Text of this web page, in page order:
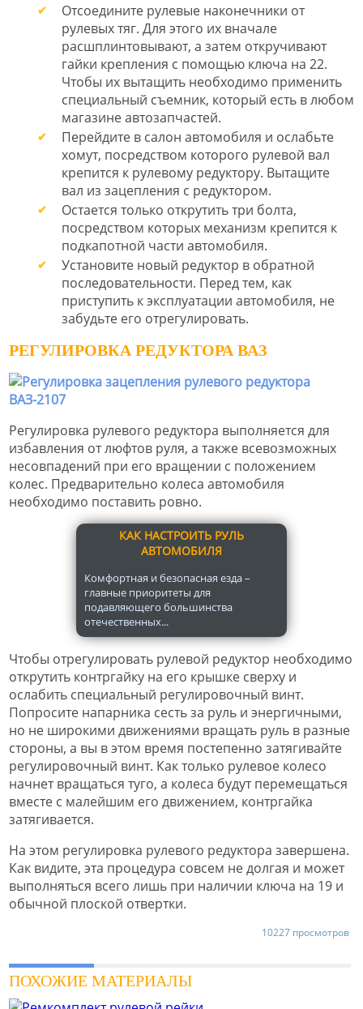
Отсоедините рулевые наконечники от
рулевых тяг. Для этого их вначале
расшплинтовывают, а затем откручивают
гайки крепления с помощью ключа на 22.
Чтобы их вытащить необходимо применить
специальный съемник, который есть в любом
магазине автозапчастей.
Перейдите в салон автомобиля и ослабьте
хомут, посредством которого рулевой вал
крепится к рулевому редуктору. Вытащите
вал из зацепления с редуктором.
Остается только открутить три болта,
посредством которых механизм крепится к
подкапотной части автомобиля.
Установите новый редуктор в обратной
последовательности. Перед тем, как
приступить к эксплуатации автомобиля, не
забудьте его отрегулировать.
РЕГУЛИРОВКА РЕДУКТОРА ВАЗ
Регулировка рулевого редуктора выполняется для
избавления от люфтов руля, а также всевозможных
несовпадений при его вращении с положением
колес. Предварительно колеса автомобиля
необходимо поставить ровно.
КАК НАСТРОИТЬ РУЛЬ
АВТОМОБИЛЯ
Комфортная и безопасная езда –
главные приоритеты для
подавляющего большинства
отечественных...
Чтобы отрегулировать рулевой редуктор необходимо
открутить контргайку на его крышке сверху и
ослабить специальный регулировочный винт.
Попросите напарника сесть за руль и энергичными,
но не широкими движениями вращать руль в разные
стороны, а вы в этом время постепенно затягивайте
регулировочный винт. Как только рулевое колесо
начнет вращаться туго, а колеса будут перемещаться
вместе с малейшим его движением, контргайка
затягивается.
На этом регулировка рулевого редуктора завершена.
Как видите, эта процедура совсем не долгая и может
выполняться всего лишь при наличии ключа на 19 и
обычной плоской отвертки.
10227 просмотров
ПОХОЖИЕ МАТЕРИАЛЫ